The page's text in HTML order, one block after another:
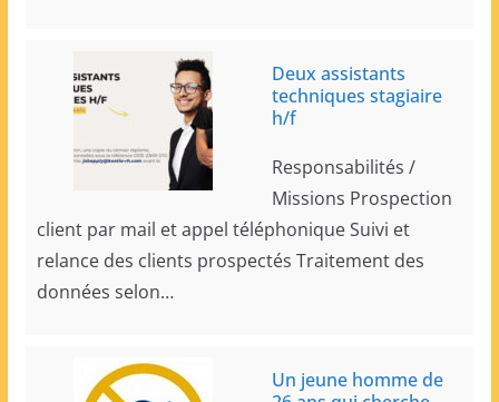
Deux assistants
techniques stagiaire
h/f
Responsabilités /
Missions Prospection
client par mail et appel téléphonique Suivi et
relance des clients prospectés Traitement des
données selon…
Un jeune homme de